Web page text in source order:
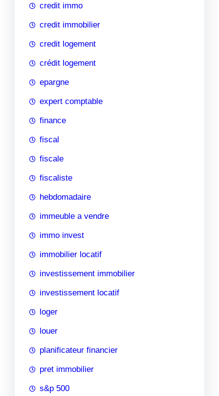
credit immo
credit immobilier
credit logement
crédit logement
epargne
expert comptable
finance
fiscal
fiscale
fiscaliste
hebdomadaire
immeuble a vendre
immo invest
immobilier locatif
investissement immobilier
investissement locatif
loger
louer
planificateur financier
pret immobilier
s&p 500